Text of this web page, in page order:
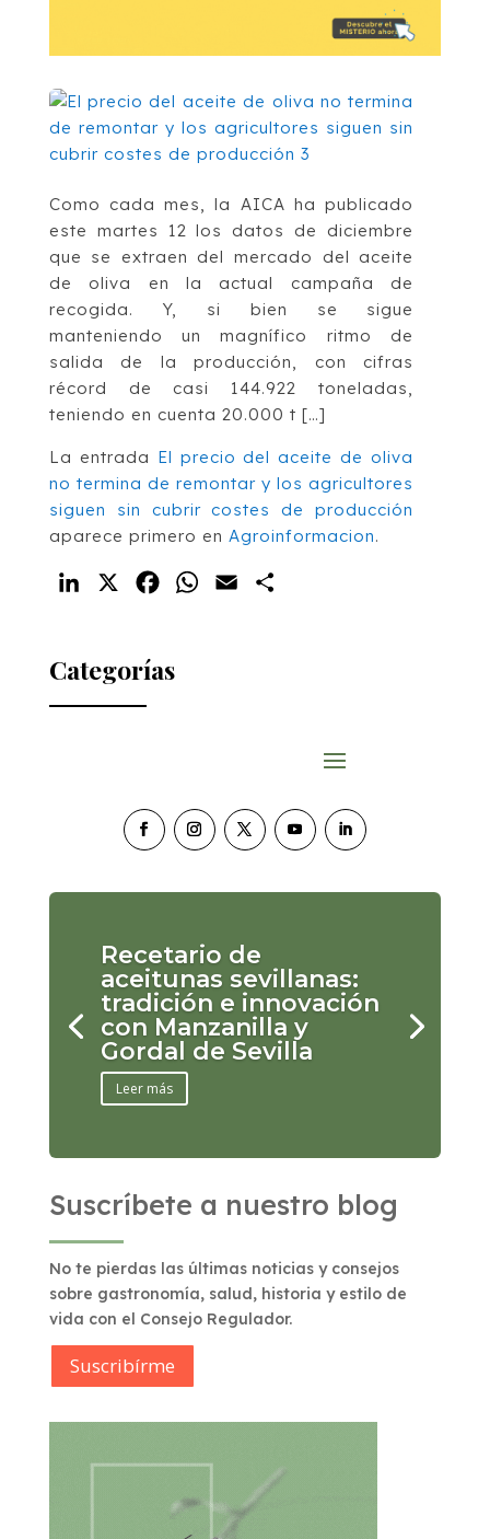
Como cada mes, la AICA ha publicado
este martes 12 los datos de diciembre
que se extraen del mercado del aceite
de oliva en la actual campaña de
recogida. Y, si bien se sigue
manteniendo un magnífico ritmo de
salida de la producción, con cifras
récord de casi 144.922 toneladas,
teniendo en cuenta 20.000 t […]
La entrada El precio del aceite de oliva
no termina de remontar y los agricultores
siguen sin cubrir costes de producción
aparece primero en Agroinformacion.
LinkedIn FacebookWhatsApp
Email
Categorías
Recetario de
aceitunas sevillanas:
tradición e innovación
con Manzanilla y
Gordal de Sevilla
Leer más
Suscríbete a nuestro blog
No te pierdas las últimas noticias y consejos
sobre gastronomía, salud, historia y estilo de
vida con el Consejo Regulador.
Suscribírme